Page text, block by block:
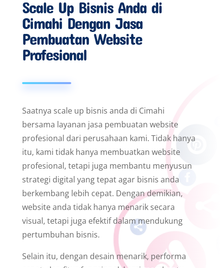
Scale Up Bisnis Anda di
Cimahi Dengan Jasa
Pembuatan Website
Profesional
Saatnya scale up bisnis anda di Cimahi
bersama layanan jasa pembuatan website
profesional dari perusahaan kami. Tidak hanya
itu, kami tidak hanya membuatkan website
profesional, tetapi juga membantu menyusun
strategi digital yang tepat agar bisnis anda
berkembang lebih cepat. Dengan demikian,
website anda tidak hanya menarik secara
visual, tetapi juga efektif dalam mendukung
pertumbuhan bisnis.
Selain itu, dengan desain menarik, performa